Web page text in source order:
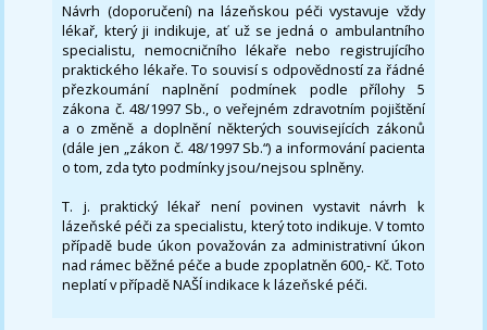
Návrh (doporučení) na lázeňskou péči vystavuje vždy
lékař, který ji indikuje, ať už se jedná o ambulantního
specialistu, nemocničního lékaře nebo registrujícího
praktického lékaře. To souvisí s odpovědností za řádné
přezkoumání naplnění podmínek podle přílohy 5
zákona č. 48/1997 Sb., o veřejném zdravotním pojištění
a o změně a doplnění některých souvisejících zákonů
(dále jen „zákon č. 48/1997 Sb.“) a informování pacienta
o tom, zda tyto podmínky jsou/nejsou splněny.
T. j. praktický lékař není povinen vystavit návrh k
lázeňské péči za specialistu, který toto indikuje. V tomto
případě bude úkon považován za administrativní úkon
nad rámec běžné péče a bude zpoplatněn 600,- Kč. Toto
neplatí v případě NAŠÍ indikace k lázeňské péči.